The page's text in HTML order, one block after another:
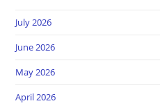
July 2026
June 2026
May 2026
April 2026